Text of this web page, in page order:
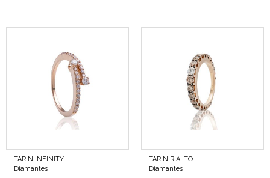
Diamantes
1.680,00€
Diamantes
4.350,00€